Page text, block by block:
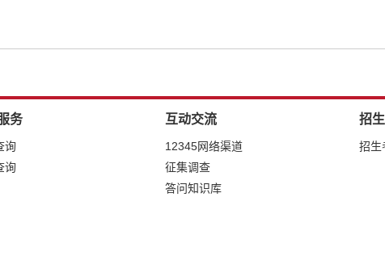
务
询
询
互动交流
12345网络渠道
征集调查
答问知识库
招
招生